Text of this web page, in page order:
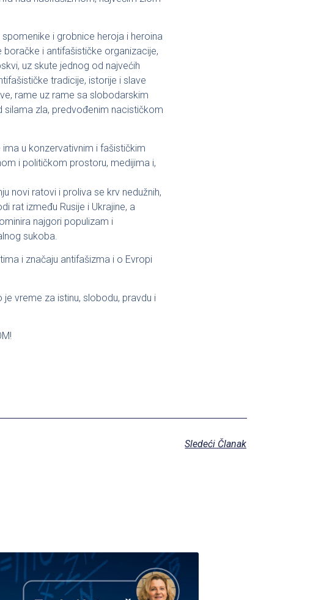
i grobnice heroja i heroina
i antifašističke organizacije,
uz skute jednog od najvećih
tradicije, istorije i slave
rame uz rame sa slobodarskim
zla, predvođenim nacističkom
u konzervativnim i fašističkim
i političkom prostoru, medijima i,
novi ratovi i proliva se krv nedužnih,
rat između Rusije i Ukrajine, a
najgori populizam i
sukoba.
i značaju antifašizma i o Evropi
vreme za istinu, slobodu, pravdu i
Sledeći Članak